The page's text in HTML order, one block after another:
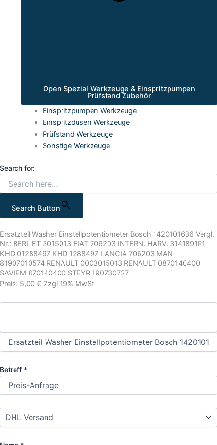
Open Spezial Werkzeuge & Einspritzpumpen
Prüfstand Zubehör
Einspritzpumpen Werkzeuge
Einspritzdüsen Werkzeuge
Prüfstand Werkzeuge
Sonstige Werkzeuge
Search for:
Search Button
Ersatzteil Washer Einstellpotentiometer Bosch 1420101636 Vergl.
Nr.: BERLIET 3015013 FIAT 706203 INTERN. HARV. 3141891R1
KHD 01288497 KHD 1288497 LANCIA 706203 MAN
81907010574 RENAULT 0003015013 RENAULT 0870140400
SAVIEM 870140400 STEYR 190730727
Preis: 5,00 € Zzgl 19% MwSt
Betreff *